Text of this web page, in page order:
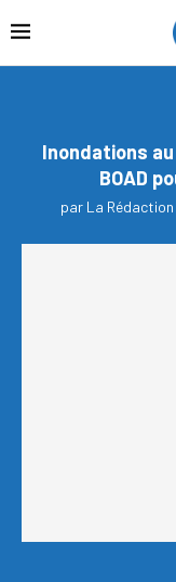
Inondations
BOAD
par La Rédaction